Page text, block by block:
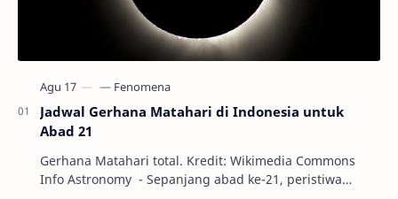
Jadwal Gerhana Matahari di Indonesia untuk
Abad 21
Gerhana Matahari total. Kredit: Wikimedia Commons
Info Astronomy - Sepanjang abad ke-21, peristiwa